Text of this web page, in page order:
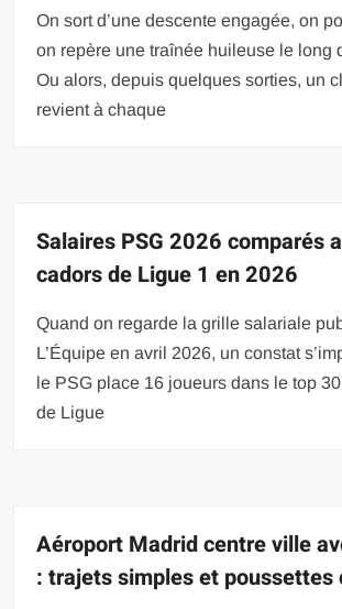
On sort d’une descente engagée, on
on repère une traînée huileuse le long
Ou alors, depuis quelques sorties, un
revient à chaque
Salaires PSG 2026 comparés
cadors de Ligue 1 en 2026
Quand on regarde la grille salariale
L’Équipe en avril 2026, un constat
le PSG place 16 joueurs dans le top
de Ligue
Aéroport Madrid centre ville
: trajets simples et poussettes